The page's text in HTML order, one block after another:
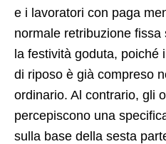
e i lavoratori con paga
normale retribuzione
la festività goduta, poiché
di riposo è già compreso
ordinario. Al contrario, gli
percepiscono una
sulla base della sesta